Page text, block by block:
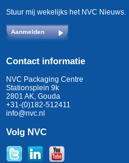
Stuur mij wekelijks het NVC Nieuws.
Aanmelden
Contact informatie
NVC Packaging Centre
Stationsplein 9k
2801 AK, Gouda
+31-(0)182-512411
info@nvc.nl
Volg NVC